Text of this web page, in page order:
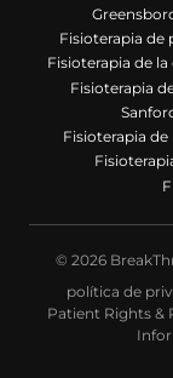
Fisioterapia de
Fisioterapia de
Fisioterapia
Fisioterapia
© 2026
política de
Patient Rights &